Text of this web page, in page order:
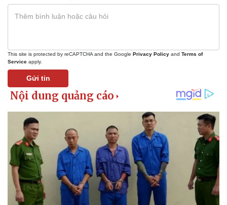
This site is protected by reCAPTCHA and the Google Privacy Policy and Terms of
Service apply.
Gửi tin